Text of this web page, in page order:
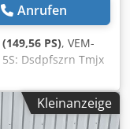
Anrufen
PS), VEM-
Dsdpfszrn Tmjx
U/min.
Kleinanzeige